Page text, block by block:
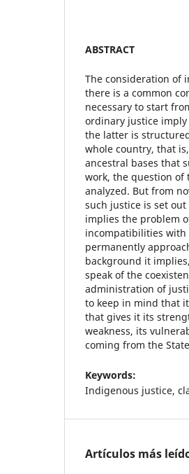
ABSTRACT
The consideration of
there is a common
necessary to start
ordinary justice
the latter is
whole country, that
ancestral bases that
work, the question of
analyzed. But from
such justice is set
implies the problem
incompatibilities
permanently
background it
speak of the
administration of
to keep in mind that
that gives it its
weakness, its
coming from the
Keywords:
Indigenous justice,
Artículos más